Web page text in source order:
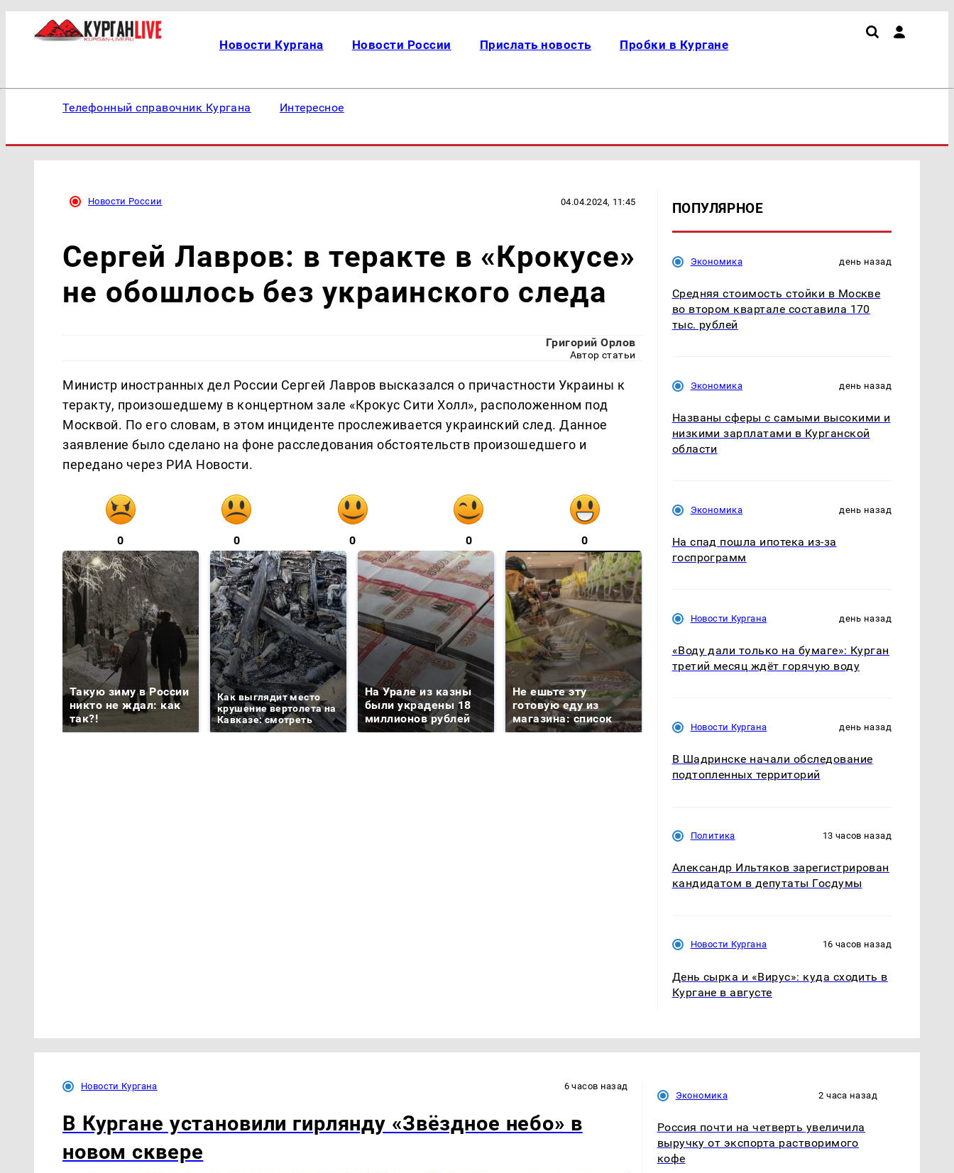
Новости Кургана Новости России Прислать новость Пробки в Кургане
Телефонный справочник Кургана Интересное
Новости России 04.04.2024, 11:45
Сергей Лавров: в теракте в «Крокусе»
не обошлось без украинского следа
Григорий Орлов
Автор статьи
Министр иностранных дел России Сергей Лавров высказался о причастности Украины к
теракту, произошедшему в концертном зале «Крокус Сити Холл», расположенном под
Москвой. По его словам, в этом инциденте прослеживается украинский след. Данное
заявление было сделано на фоне расследования обстоятельств произошедшего и
передано через РИА Новости.
0 0 0 0 0
Такую зиму в России
никто не ждал: как
так?!
Как выглядит место
крушение вертолета на
Кавказе: смотреть
На Урале из казны
были украдены 18
миллионов рублей
Не ешьте эту
готовую еду из
магазина: список
ПОПУЛЯРНОЕ
Экономика день назад
Средняя стоимость стойки в Москве
во втором квартале составила 170
тыс. рублей
Экономика день назад
Названы сферы с самыми высокими и
низкими зарплатами в Курганской
области
Экономика день назад
На спад пошла ипотека из-за
госпрограмм
Новости Кургана день назад
«Воду дали только на бумаге»: Курган
третий месяц ждёт горячую воду
Новости Кургана день назад
В Шадринске начали обследование
подтопленных территорий
Политика 13 часов назад
Александр Ильтяков зарегистрирован
кандидатом в депутаты Госдумы
Новости Кургана 16 часов назад
День сырка и «Вирус»: куда сходить в
Кургане в августе
Новости Кургана 6 часов назад
В Кургане установили гирлянду «Звёздное небо» в
новом сквере
Экономика 2 часа назад
Россия почти на четверть увеличила
выручку от экспорта растворимого
кофе